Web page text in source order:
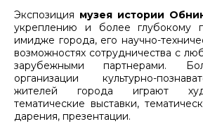
Экспозиция музея истории
укреплению и более глубокому
имидже города, его научно-
возможностях сотрудничества с
зарубежными партнерами.
организации культурно-
жителей города играют
тематические выставки,
дарения, презентации.